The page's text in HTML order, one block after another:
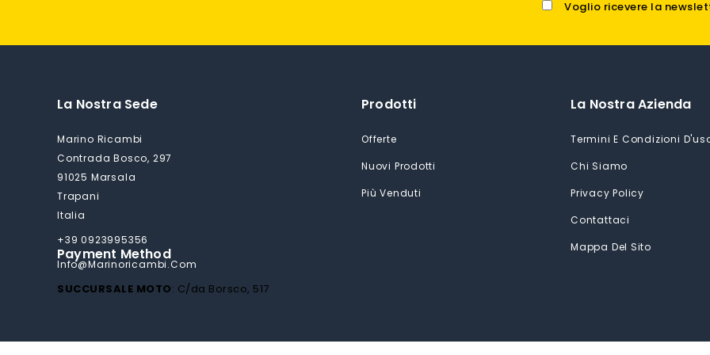
Voglio ricevere la
La Nostra Sede
Marino Ricambi
Contrada Bosco, 297
91025 Marsala
Trapani
Italia
+39 0923995356
Info@marinoricambi.com
Prodotti
Offerte
Nuovi Prodotti
Più Venduti
La Nostra Azienda
Termini E Condizioni
Chi Siamo
Privacy Policy
Contattaci
Mappa Del Sito
Payment Method
SUCCURSALE MOTO: C/da Borsco, 517